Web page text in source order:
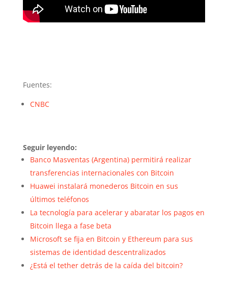
Fuentes:
CNBC
Seguir leyendo:
Banco Masventas (Argentina) permitirá realizar
transferencias internacionales con Bitcoin
Huawei instalará monederos Bitcoin en sus
últimos teléfonos
La tecnología para acelerar y abaratar los pagos en
Bitcoin llega a fase beta
Microsoft se fija en Bitcoin y Ethereum para sus
sistemas de identidad descentralizados
¿Está el tether detrás de la caída del bitcoin?